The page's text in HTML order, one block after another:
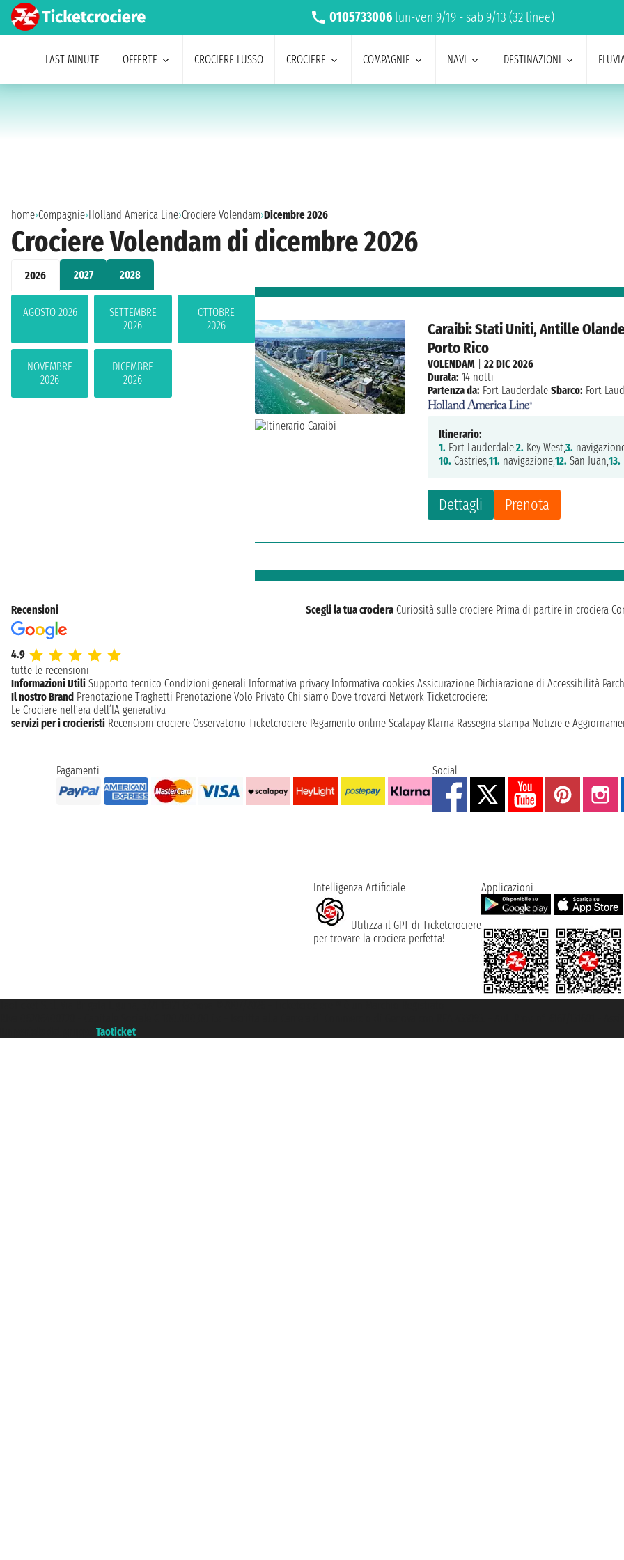
0105733006 lun-ven 9/19 - sab 9/13 (32 linee)
LAST MINUTE OFFERTE CROCIERE LUSSO CROCIERE COMPAGNIE NAVI DESTINAZIONI
home›Compagnie›Holland America Line›Crociere Volendam›Dicembre 2026
Crociere Volendam di dicembre 2026
2026 2027 2028
AGOSTO 2026
SETTEMBRE
2026
OTTOBRE
2026
NOVEMBRE
2026
DICEMBRE
2026
Caraibi: Stati Uniti, Antille
Porto Rico
Dettagli Prenota
VOLENDAM |22 DIC 2026
Durata: 14 notti
Partenza da: Fort Lauderdale Sbarco: Fort
Itinerario:
1. Fort Lauderdale,2. Key West,3.
10. Castries,11. navigazione,12. San Juan,13.
Recensioni
4.9
tutte le recensioni
Scegli la tua crociera Curiosità sulle crociere Prima di partire in crociera
Informazioni Utili Supporto tecnico Condizioni generali Informativa privacy Informativa cookies Assicurazione Dichiarazione di Accessibilità
Il nostro Brand Prenotazione Traghetti Prenotazione Volo Privato Chi siamo Dove trovarci Network Ticketcrociere:
Le Crociere nell’era dell’IA generativa
servizi per i crocieristi Recensioni crociere Osservatorio Ticketcrociere Pagamento online Scalapay Klarna Rassegna stampa Notizie e
Pagamenti Social
Intelligenza Artificiale
Utilizza il GPT di Ticketcrociere
per trovare la crociera perfetta!
Applicazioni
Taoticket